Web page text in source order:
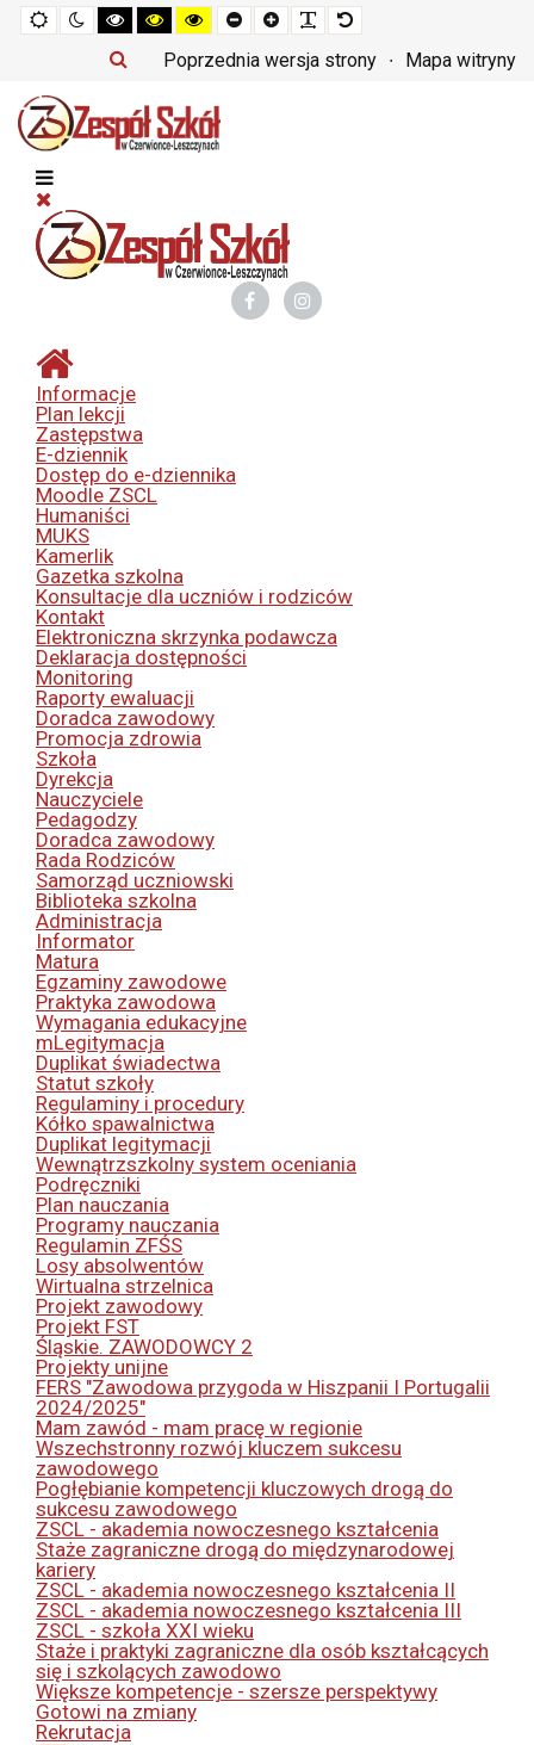
Tryb
domyślny
Tryb
nocny
Tryb
czarno-
biały
o
kontraście
Tryb
czarno-
żółty
o
kontraście
Tryb
żółto-
czarny
o
kontraście
Set
smaller
font
Set
larger
font
Make
font
more
readable
Set
default
font
Poprzednia wersja strony Mapa witryny
Informacje
Plan lekcji
Zastępstwa
E-dziennik
Dostęp do e-dziennika
Moodle ZSCL
Humaniści
MUKS
Kamerlik
Gazetka szkolna
Konsultacje dla uczniów i rodziców
Kontakt
Elektroniczna skrzynka podawcza
Deklaracja dostępności
Monitoring
Raporty ewaluacji
Doradca zawodowy
Promocja zdrowia
Szkoła
Dyrekcja
Nauczyciele
Pedagodzy
Doradca zawodowy
Rada Rodziców
Samorząd uczniowski
Biblioteka szkolna
Administracja
Informator
Matura
Egzaminy zawodowe
Praktyka zawodowa
Wymagania edukacyjne
mLegitymacja
Duplikat świadectwa
Statut szkoły
Regulaminy i procedury
Kółko spawalnictwa
Duplikat legitymacji
Wewnątrzszkolny system oceniania
Podręczniki
Plan nauczania
Programy nauczania
Regulamin ZFŚS
Losy absolwentów
Wirtualna strzelnica
Projekt zawodowy
Projekt FST
Śląskie. ZAWODOWCY 2
Projekty unijne
FERS "Zawodowa przygoda w Hiszpanii I Portugalii
2024/2025"
Mam zawód - mam pracę w regionie
Wszechstronny rozwój kluczem sukcesu
zawodowego
Pogłębianie kompetencji kluczowych drogą do
sukcesu zawodowego
ZSCL - akademia nowoczesnego kształcenia
Staże zagraniczne drogą do międzynarodowej
kariery
ZSCL - akademia nowoczesnego kształcenia II
ZSCL - akademia nowoczesnego kształcenia III
ZSCL - szkoła XXI wieku
Staże i praktyki zagraniczne dla osób kształcących
się i szkolących zawodowo
Większe kompetencje - szersze perspektywy
Gotowi na zmiany
Rekrutacja